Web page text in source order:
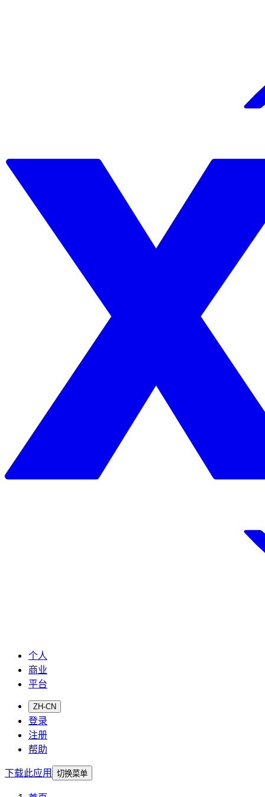
个人
商业
平台
ZH-CN
登录
注册
帮助
下载此应用 切换菜单